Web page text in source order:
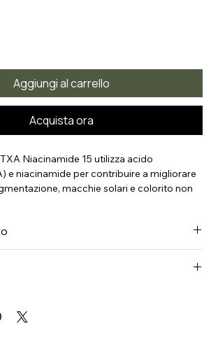
Aggiungi al carrello
Acquista ora
Niacinamide 15 utilizza acido
e niacinamide per contribuire a migliorare
macchie solari e colorito non
le terapie laser), favorisce una pelle più
tempo. Non sostituisce i trattamenti, ma
supporto.